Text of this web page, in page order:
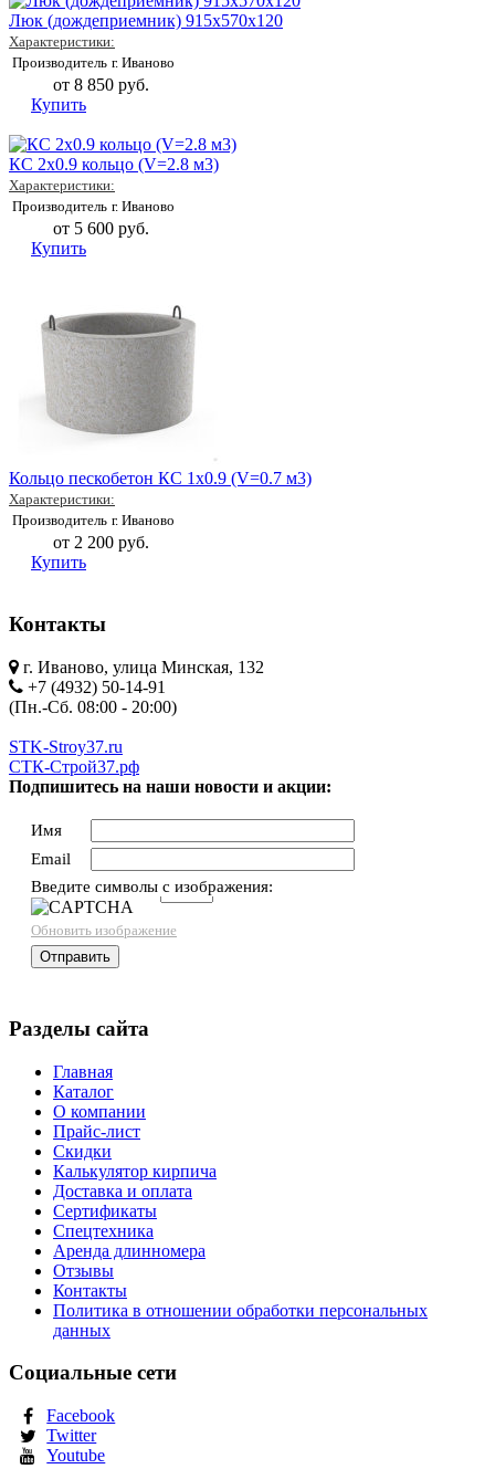
Люк (дождеприемник) 915х570х120
Характеристики:
Производитель г. Иваново
от 8 850 руб.
Купить
КС 2х0.9 кольцо (V=2.8 м3)
Характеристики:
Производитель г. Иваново
от 5 600 руб.
Купить
Кольцо пескобетон КС 1х0.9 (V=0.7 м3)
Характеристики:
Производитель г. Иваново
от 2 200 руб.
Купить
Контакты
г. Иваново, улица Минская, 132
+7 (4932) 50-14-91
(Пн.-Сб. 08:00 - 20:00)
STK-Stroy37.ru
СТК-Строй37.рф
Подпишитесь на наши новости и акции:
Имя
Email
Введите символы с изображения:
→
Обновить изображение
Разделы сайта
Главная
Каталог
О компании
Прайс-лист
Скидки
Калькулятор кирпича
Доставка и оплата
Сертификаты
Спецтехника
Аренда длинномера
Отзывы
Контакты
Политика в отношении обработки персональных
данных
Социальные сети
Facebook
Twitter
Youtube